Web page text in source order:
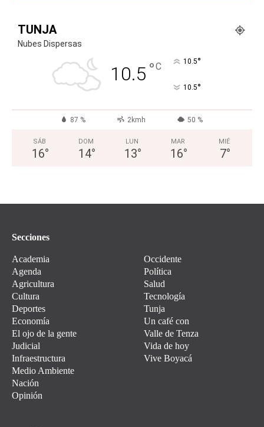
TUNJA
Nubes Dispersas
10.5 °C 10.5°
10.5°
87 % 2kmh 50 %
SÁB
16°
DOM
14°
LUN
13°
MAR
16°
MIÉ
7°
Secciones
Academia
Agenda
Agricultura
Cultura
Deportes
Economía
El ojo de la gente
Judicial
Infraestructura
Medio Ambiente
Nación
Opinión
Occidente
Política
Salud
Tecnología
Tunja
Un café con
Valle de Tenza
Vida de hoy
Vive Boyacá